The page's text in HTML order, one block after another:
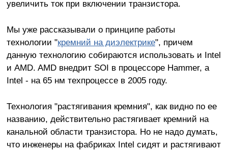
увеличить ток при включении транзистора.
Мы уже рассказывали о принципе работы
технологии "кремний на диэлектрике", причем
данную технологию собираются использовать и Intel
и AMD. AMD внедрит SOI в процессоре Hammer, а
Intel - на 65 нм техпроцессе в 2005 году.
Технология "растягивания кремния", как видно по ее
названию, действительно растягивает кремний на
канальной области транзистора. Но не надо думать,
что инженеры на фабриках Intel сидят и растягивают